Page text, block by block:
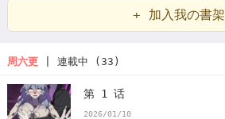
+ 加入我の書架
周六更| 連載中 (33)
第 1 话
2026/01/10